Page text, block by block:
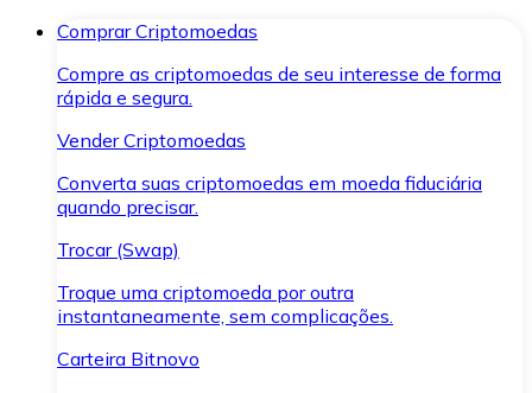
Comprar Criptomoedas
Compre as criptomoedas de seu interesse de forma
rápida e segura.
Vender Criptomoedas
Converta suas criptomoedas em moeda fiduciária
quando precisar.
Trocar (Swap)
Troque uma criptomoeda por outra
instantaneamente, sem complicações.
Carteira Bitnovo